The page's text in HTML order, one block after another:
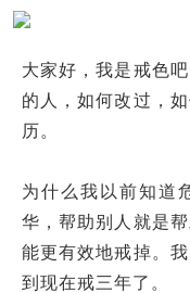
大家好，我是戒色
的人，如何改过，
历。
为什么我以前知道
华，帮助别人就是
能更有效地戒掉。
到现在戒三年了。